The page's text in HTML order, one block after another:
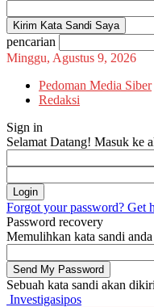
pencarian
Minggu, Agustus 9, 2026
Pedoman Media Siber
Redaksi
Sign in
Selamat Datang! Masuk ke
Forgot your password? Get
Password recovery
Memulihkan kata sandi anda
Sebuah kata sandi akan
Investigasipos